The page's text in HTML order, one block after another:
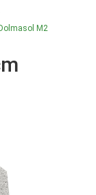
M2